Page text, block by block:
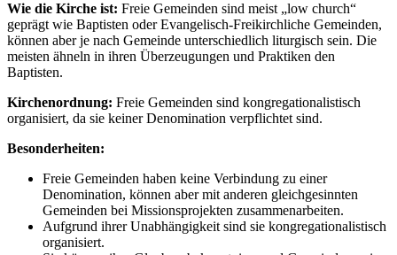
Wie die Kirche ist: Freie Gemeinden sind meist „low church“
geprägt wie Baptisten oder Evangelisch-Freikirchliche Gemeinden,
können aber je nach Gemeinde unterschiedlich liturgisch sein. Die
meisten ähneln in ihren Überzeugungen und Praktiken den
Baptisten.
Kirchenordnung: Freie Gemeinden sind kongregationalistisch
organisiert, da sie keiner Denomination verpflichtet sind.
Besonderheiten:
Freie Gemeinden haben keine Verbindung zu einer
Denomination, können aber mit anderen gleichgesinnten
Gemeinden bei Missionsprojekten zusammenarbeiten.
Aufgrund ihrer Unabhängigkeit sind sie kongregationalistisch
organisiert.